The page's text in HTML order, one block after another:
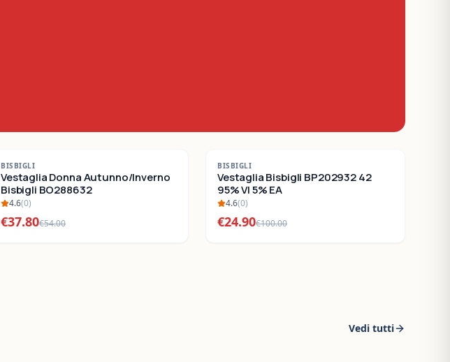
-30%
SALDI
BISBIGLI
Vestaglia Donna Autunno/Inverno
Bisbigli BO288632
4.6(0)
€37.80€54.00
-75%
SALDI
BISBIGLI
Vestaglia Bisbigli BP202932 42
95% VI 5% EA
4.6(0)
€24.90€100.00
Vedi tutti